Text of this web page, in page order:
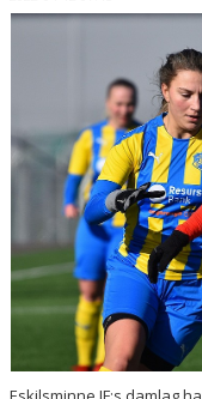
MATCHER
DIV. 1 SÖDRA
DAM AKADEMI - DIVISION 2